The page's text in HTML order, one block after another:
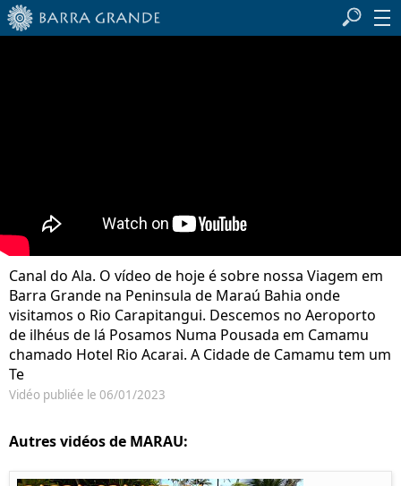
Canal do Ala. O vídeo de hoje é sobre nossa Viagem em
Barra Grande na Peninsula de Maraú Bahia onde
visitamos o Rio Carapitangui. Descemos no Aeroporto
de ilhéus de lá Posamos Numa Pousada em Camamu
chamado Hotel Rio Acarai. A Cidade de Camamu tem um
Te
Vidéo publiée le 06/01/2023
Autres vidéos de MARAU: